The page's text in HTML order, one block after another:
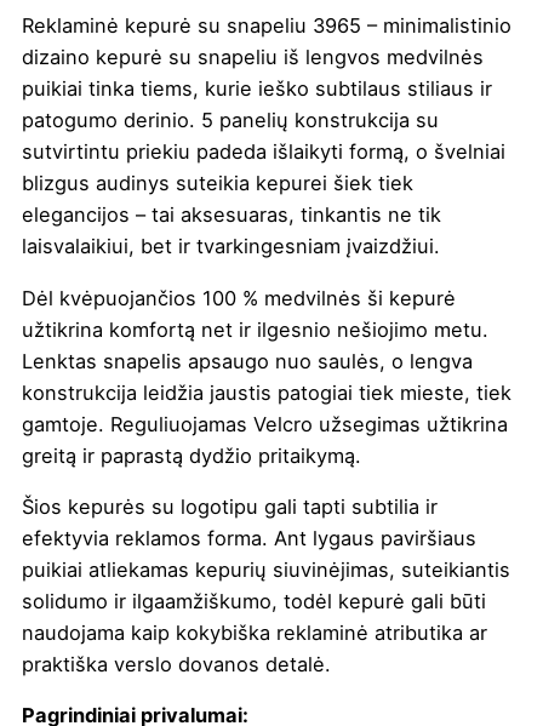
Reklaminė kepurė su snapeliu 3965 – minimalistinio
dizaino kepurė su snapeliu iš lengvos medvilnės
puikiai tinka tiems, kurie ieško subtilaus stiliaus ir
patogumo derinio. 5 panelių konstrukcija su
sutvirtintu priekiu padeda išlaikyti formą, o švelniai
blizgus audinys suteikia kepurei šiek tiek
elegancijos – tai aksesuaras, tinkantis ne tik
laisvalaikiui, bet ir tvarkingesniam įvaizdžiui.
Dėl kvėpuojančios 100 % medvilnės ši kepurė
užtikrina komfortą net ir ilgesnio nešiojimo metu.
Lenktas snapelis apsaugo nuo saulės, o lengva
konstrukcija leidžia jaustis patogiai tiek mieste, tiek
gamtoje. Reguliuojamas Velcro užsegimas užtikrina
greitą ir paprastą dydžio pritaikymą.
Šios kepurės su logotipu gali tapti subtilia ir
efektyvia reklamos forma. Ant lygaus paviršiaus
puikiai atliekamas kepurių siuvinėjimas, suteikiantis
solidumo ir ilgaamžiškumo, todėl kepurė gali būti
naudojama kaip kokybiška reklaminė atributika ar
praktiška verslo dovanos detalė.
Pagrindiniai privalumai: